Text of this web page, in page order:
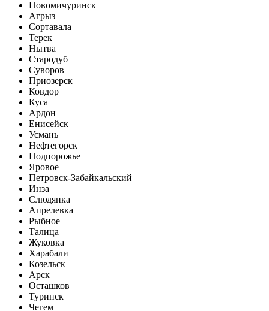
Новомичуринск
Агрыз
Сортавала
Терек
Нытва
Стародуб
Суворов
Приозерск
Ковдор
Куса
Ардон
Енисейск
Усмань
Нефтегорск
Подпорожье
Яровое
Петровск-Забайкальский
Инза
Слюдянка
Апрелевка
Рыбное
Талица
Жуковка
Харабали
Козельск
Арск
Осташков
Туринск
Чегем